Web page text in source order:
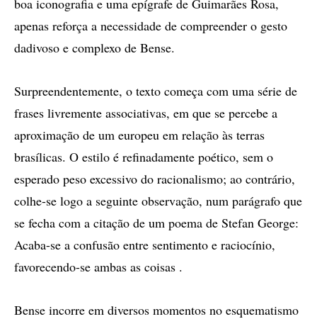
boa iconografia e uma epígrafe de Guimarães Rosa,
apenas reforça a necessidade de compreender o gesto
dadivoso e complexo de Bense.
Surpreendentemente, o texto começa com uma série de
frases livremente associativas, em que se percebe a
aproximação de um europeu em relação às terras
brasílicas. O estilo é refinadamente poético, sem o
esperado peso excessivo do racionalismo; ao contrário,
colhe-se logo a seguinte observação, num parágrafo que
se fecha com a citação de um poema de Stefan George:
Acaba-se a confusão entre sentimento e raciocínio,
favorecendo-se ambas as coisas .
Bense incorre em diversos momentos no esquematismo